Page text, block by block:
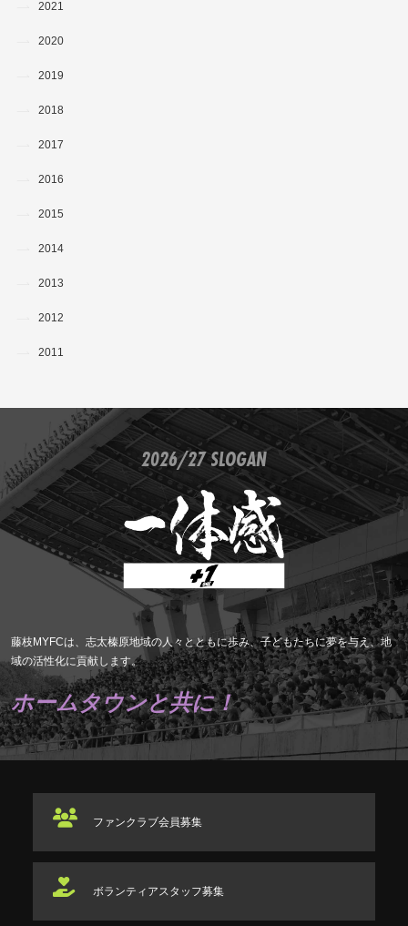
2021
2020
2019
2018
2017
2016
2015
2014
2013
2012
2011
2026/27 SLOGAN
藤枝MYFCは、志太榛原地域の人々とともに歩み、子どもたちに夢を与え、地
域の活性化に貢献します。
ホームタウンと共に！
ファンクラブ会員募集
ボランティアスタッフ募集